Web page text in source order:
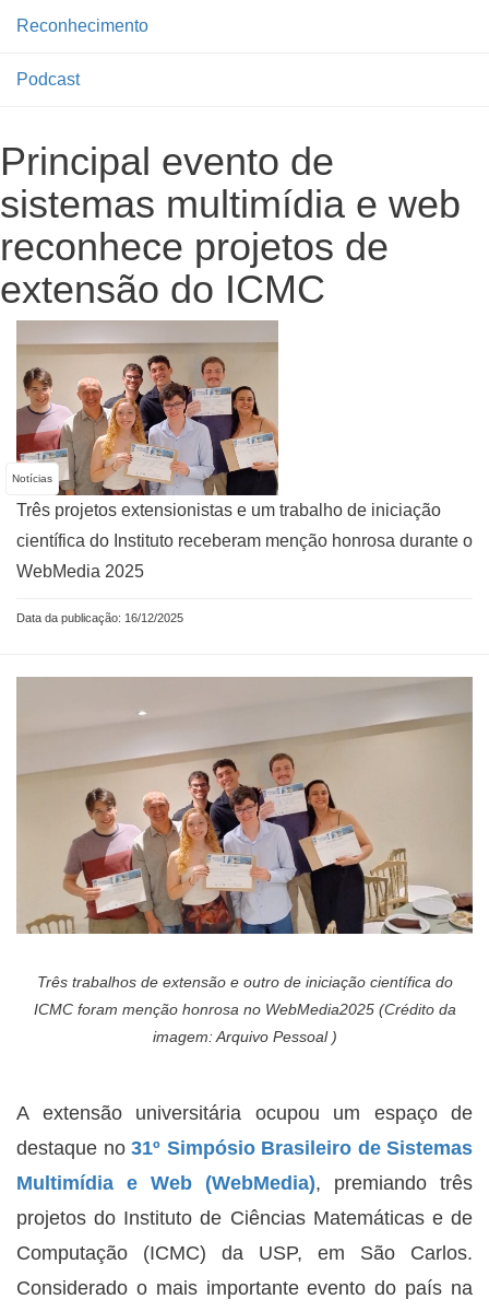
Reconhecimento
Podcast
Principal evento de
sistemas multimídia e web
reconhece projetos de
extensão do ICMC
Notícias
Três projetos extensionistas e um trabalho de iniciação
científica do Instituto receberam menção honrosa durante o
WebMedia 2025
Data da publicação: 16/12/2025
Três trabalhos de extensão e outro de iniciação científica do
ICMC foram menção honrosa no WebMedia2025 (Crédito da
imagem: Arquivo Pessoal )
A extensão universitária ocupou um espaço de
destaque no 31º Simpósio Brasileiro de Sistemas
Multimídia e Web (WebMedia), premiando três
projetos do Instituto de Ciências Matemáticas e de
Computação (ICMC) da USP, em São Carlos.
Considerado o mais importante evento do país na